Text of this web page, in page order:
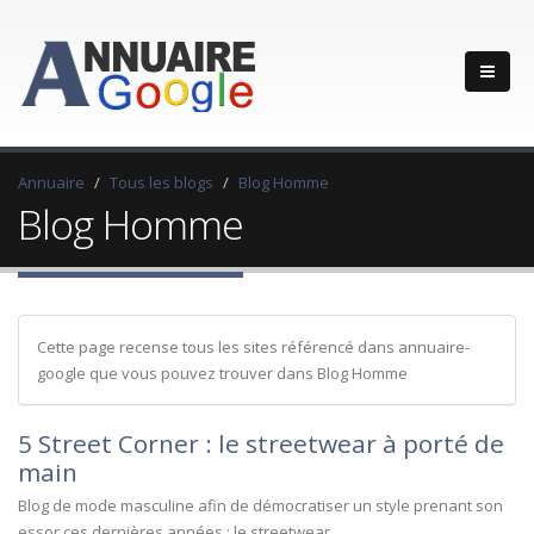
Annuaire Tous les blogs Blog Homme
Blog Homme
Cette page recense tous les sites référencé dans annuaire-
google que vous pouvez trouver dans Blog Homme
5 Street Corner : le streetwear à porté de
main
Blog de mode masculine afin de démocratiser un style prenant son